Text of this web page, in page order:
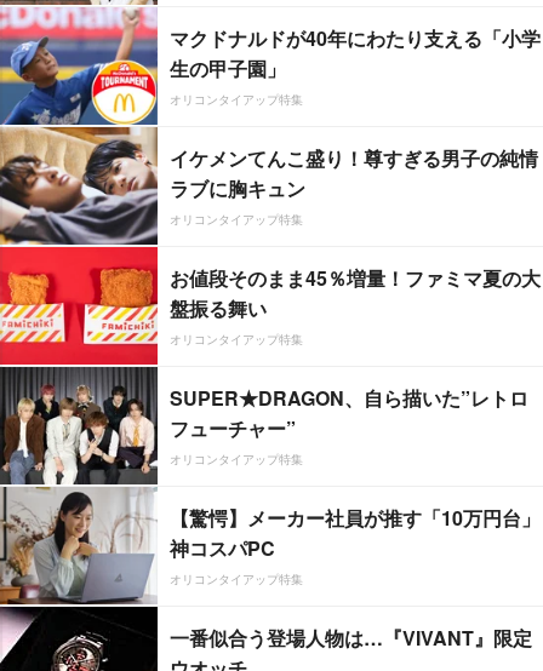
マクドナルドが40年にわたり支える「小学
生の甲子園」
オリコンタイアップ特集
イケメンてんこ盛り！尊すぎる男子の純情
ラブに胸キュン
オリコンタイアップ特集
お値段そのまま45％増量！ファミマ夏の大
盤振る舞い
オリコンタイアップ特集
SUPER★DRAGON、自ら描いた”レトロ
フューチャー”
オリコンタイアップ特集
【驚愕】メーカー社員が推す「10万円台」
神コスパPC
オリコンタイアップ特集
一番似合う登場人物は…『VIVANT』限定